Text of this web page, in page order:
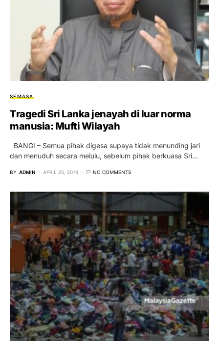
SEMASA
Tragedi Sri Lanka jenayah di luar norma
manusia: Mufti Wilayah
BANGI – Semua pihak digesa supaya tidak menunding jari
dan menuduh secara melulu, sebelum pihak berkuasa Sri…
BY ADMIN APRIL 25, 2019 NO COMMENTS